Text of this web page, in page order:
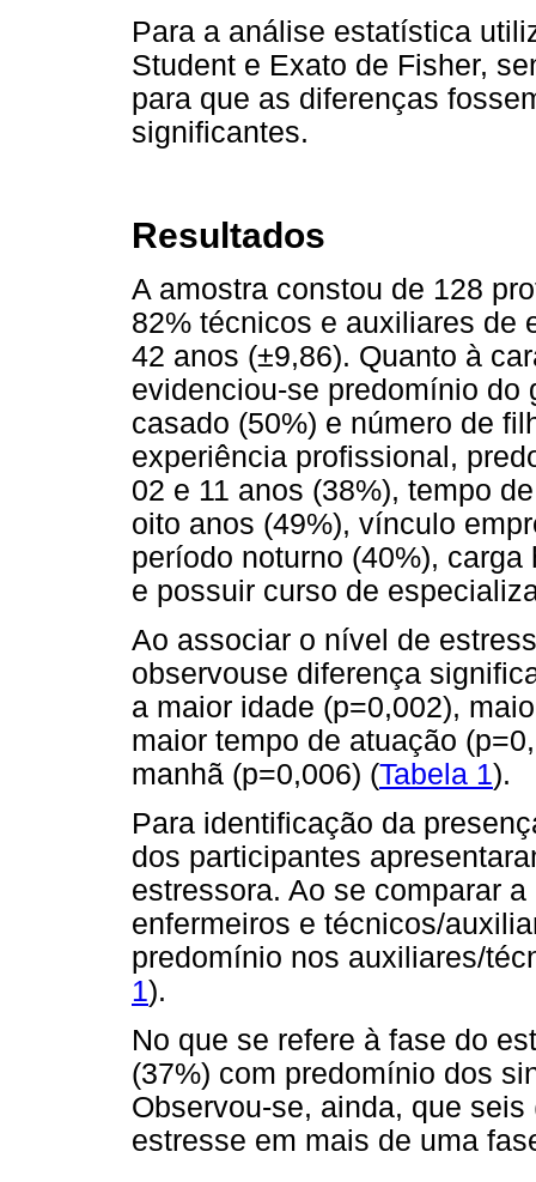
Para a análise estatística
Student e Exato de Fisher,
para que as diferenças
significantes.
Resultados
A amostra constou de 128
82% técnicos e auxiliares de
42 anos (±9,86). Quanto à
evidenciou-se predomínio do
casado (50%) e número de
experiência profissional,
02 e 11 anos (38%), tempo
oito anos (49%), vínculo
período noturno (40%),
e possuir curso de
Ao associar o nível de
observouse diferença
a maior idade (p=0,002),
maior tempo de atuação
manhã (p=0,006) (Tabela 1).
Para identificação da
dos participantes
estressora. Ao se comparar
enfermeiros e técnicos/
predomínio nos auxiliares/
1).
No que se refere à fase do
(37%) com predomínio dos
Observou-se, ainda, que
estresse em mais de uma